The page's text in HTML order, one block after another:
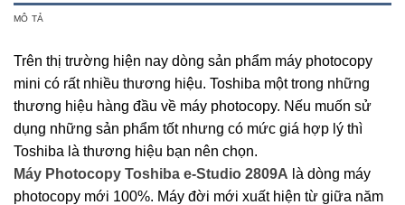
MÔ TẢ
Trên thị trường hiện nay dòng sản phẩm máy photocopy
mini có rất nhiều thương hiệu. Toshiba một trong những
thương hiệu hàng đầu về máy photocopy. Nếu muốn sử
dụng những sản phẩm tốt nhưng có mức giá hợp lý thì
Toshiba là thương hiệu bạn nên chọn.
Máy Photocopy Toshiba e-Studio 2809A là dòng máy
photocopy mới 100%. Máy đời mới xuất hiện từ giữa năm